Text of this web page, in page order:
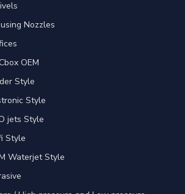
Nozzles
OEM
Style
Style
jets Style
Style
Waterjet Style